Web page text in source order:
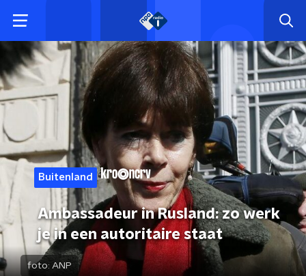
Buitenland
Ambassadeur in Rusland: zo werk
je in een autoritaire staat
foto: ANP